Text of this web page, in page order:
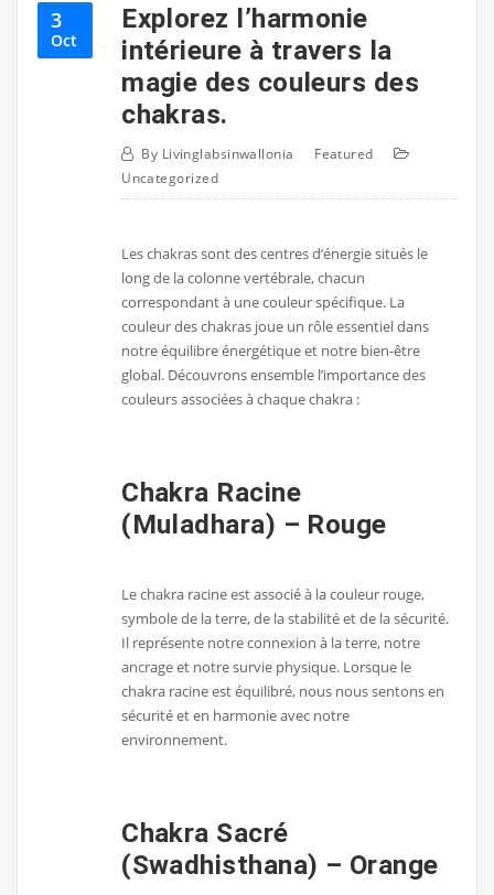
3
Oct
Explorez l’harmonie
intérieure à travers la
magie des couleurs des
chakras.
By Livinglabsinwallonia
Featured
Uncategorized
Les chakras sont des centres d’énergie situés le
long de la colonne vertébrale, chacun
correspondant à une couleur spécifique. La
couleur des chakras joue un rôle essentiel dans
notre équilibre énergétique et notre bien-être
global. Découvrons ensemble l’importance des
couleurs associées à chaque chakra :
Chakra Racine
(Muladhara) – Rouge
Le chakra racine est associé à la couleur rouge,
symbole de la terre, de la stabilité et de la sécurité.
Il représente notre connexion à la terre, notre
ancrage et notre survie physique. Lorsque le
chakra racine est équilibré, nous nous sentons en
sécurité et en harmonie avec notre
environnement.
Chakra Sacré
(Swadhisthana) – Orange